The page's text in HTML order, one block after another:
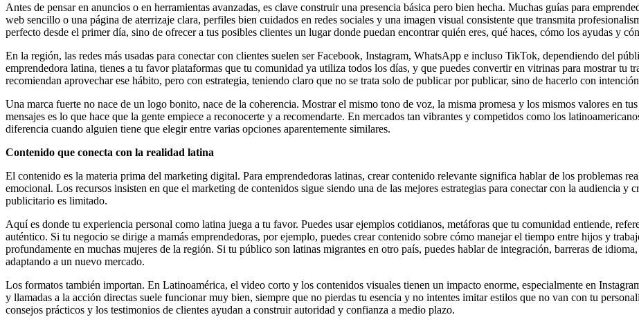
Antes de pensar en anuncios o en herramientas avanzadas, es clave construir una presencia básica pero bien hecha. Muchas guías para
web sencillo o una página de aterrizaje clara, perfiles bien cuidados en redes sociales y una imagen visual consistente que transmita
perfecto desde el primer día, sino de ofrecer a tus posibles clientes un lugar donde puedan encontrar quién eres, qué haces, cómo los ayudas y
En la región, las redes más usadas para conectar con clientes suelen ser Facebook, Instagram, WhatsApp e incluso TikTok, dependiendo del
emprendedora latina, tienes a tu favor plataformas que tu comunidad ya utiliza todos los días, y que puedes convertir en vitrinas para mostrar tu
recomiendan aprovechar ese hábito, pero con estrategia, teniendo claro que no se trata solo de publicar por publicar, sino de hacerlo con
Una marca fuerte no nace de un logo bonito, nace de la coherencia. Mostrar el mismo tono de voz, la misma promesa y los mismos valores en
mensajes es lo que hace que la gente empiece a reconocerte y a recomendarte. En mercados tan vibrantes y competidos como los
diferencia cuando alguien tiene que elegir entre varias opciones aparentemente similares.
Contenido que conecta con la realidad latina
El contenido es la materia prima del marketing digital. Para emprendedoras latinas, crear contenido relevante significa hablar de los problemas
emocional. Los recursos insisten en que el marketing de contenidos sigue siendo una de las mejores estrategias para conectar con la audiencia y
publicitario es limitado.
Aquí es donde tu experiencia personal como latina juega a tu favor. Puedes usar ejemplos cotidianos, metáforas que tu comunidad entiende,
auténtico. Si tu negocio se dirige a mamás emprendedoras, por ejemplo, puedes crear contenido sobre cómo manejar el tiempo entre hijos y
profundamente en muchas mujeres de la región. Si tu público son latinas migrantes en otro país, puedes hablar de integración, barreras de
adaptando a un nuevo mercado.
Los formatos también importan. En Latinoamérica, el video corto y los contenidos visuales tienen un impacto enorme, especialmente en
y llamadas a la acción directas suele funcionar muy bien, siempre que no pierdas tu esencia y no intentes imitar estilos que no van con tu
consejos prácticos y los testimonios de clientes ayudan a construir autoridad y confianza a medio plazo.